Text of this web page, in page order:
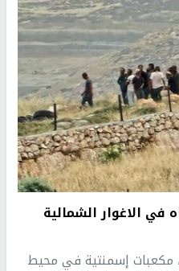
في الاغوار الشمالية
مكعبات إسمنتية في محيط